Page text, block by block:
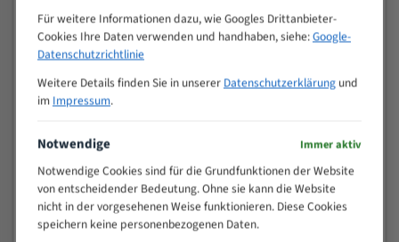
M (mm)
Zoll (ZpZ))
>
25
10/14
15 - 40
8/12
25 - 50
50 - 120
80 - 180
3/4
130 -
350
2/3
150 -
Für weitere Informationen dazu, wie Googles Drittanbieter-
Cookies Ihre Daten verwenden und handhaben, siehe:Google-
Datenschutzrichtlinie
Weitere Details finden Sie in unserer Datenschutzerklärungund
im Impressum.
Notwendige Immer aktiv
Notwendige Cookies sind für die Grundfunktionen der Website
von entscheidender Bedeutung. Ohne sie kann die Website
nicht in der vorgesehenen Weise funktionieren. Diese Cookies
speichern keine personenbezogenen Daten.